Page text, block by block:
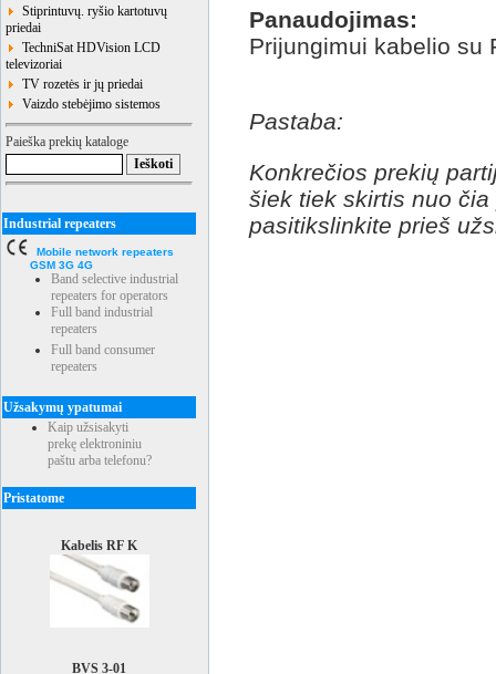
Stiprintuvų. ryšio kartotuvų
priedai
TechniSat HDVision LCD
televizoriai
TV rozetės ir jų priedai
Vaizdo stebėjimo sistemos
Paieška prekių kataloge
Industrial repeaters
Mobile network repeaters
GSM 3G 4G
Band selective industrial
repeaters for operators
Full band industrial
repeaters
Full band consumer
repeaters
Užsakymų ypatumai
Kaip užsisakyti
prekę elektroniniu
paštu arba telefonu?
Pristatome
Kabelis RF K
BVS 3-01
Panaudojimas:
Prijungimui kabelio su
Pastaba:
Konkrečios prekių
šiek tiek skirtis nuo
pasitikslinkite prieš